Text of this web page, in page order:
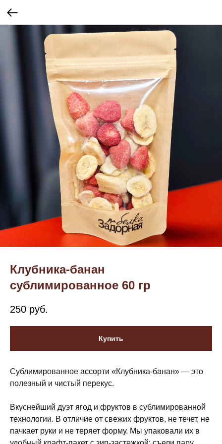
Клубника-банан
сублимированное 60 гр
250 руб.
Купить
Сублимированное ассорти «Клубника-банан» — это
полезный и чистый перекус.
Вкуснейший дуэт ягод и фруктов в сублимированной
технологии. В отличие от свежих фруктов, не течет, не
пачкает руки и не теряет форму. Мы упаковали их в